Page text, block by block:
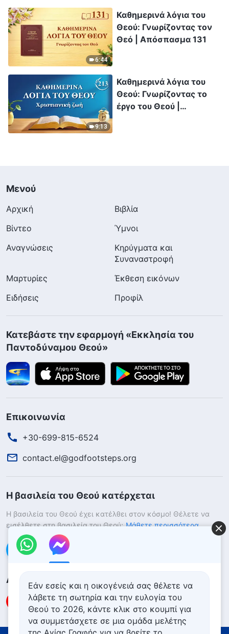
6:44
Καθημερινά λόγια του
Θεού: Γνωρίζοντας τον
Θεό | Απόσπασμα 131
9:13
Καθημερινά λόγια του
Θεού: Γνωρίζοντας το
έργο του Θεού |
Μενού
Αρχική
Βιβλία
Βίντεο
Ύμνοι
Αναγνώσεις
Κηρύγματα και
Συναναστροφή
Μαρτυρίες
Έκθεση εικόνων
Ειδήσεις
Προφίλ
Κατεβάστε την εφαρμογή «Εκκλησία του
Παντοδύναμου Θεού»
Επικοινωνία
+30-699-815-6524
contact.el@godfootsteps.org
Η βασιλεία του Θεού κατέρχεται
Η βασιλεία του Θεού έχει κατέλθει στον κόσμο! Θέλετε να
εισέλθετε στη βασιλεία του Θεού; Μάθετε περισσότερα
Επικοινωνήστε μαζί μας μέσω Messenger
Ακολουθήστε μας
Εάν εσείς και η οικογένειά σας θέλετε να
λάβετε τη σωτηρία και την ευλογία του
Θεού το 2026, κάντε κλικ στο κουμπί για
να συμμετάσχετε σε μια ομάδα μελέτης